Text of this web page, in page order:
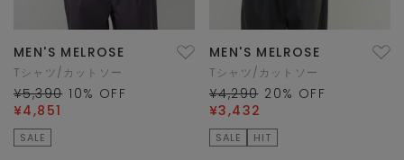
MEN'S MELROSE
Tシャツ/カットソー
¥5,390 10% OFF
¥4,851
SALE
MEN'S MELROSE
Tシャツ/カットソー
¥4,290 20% OFF
¥3,432
SALE HIT